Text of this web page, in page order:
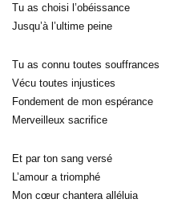
Tu as choisi l’obéissance
Jusqu’à l’ultime peine
Tu as connu toutes souffrances
Vécu toutes injustices
Fondement de mon espérance
Merveilleux sacrifice
Et par ton sang versé
L’amour a triomphé
Mon cœur chantera alléluia